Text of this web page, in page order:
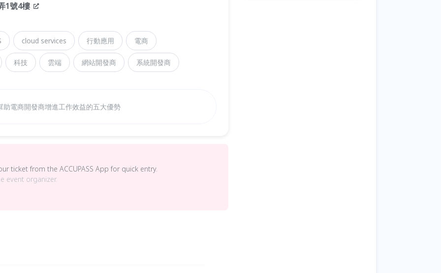
1號4樓
cloud services 行動應用 電商
科技 雲端 網站開發商 系統開發商
電商開發商增進工作效益的五大優勢
ticket from the ACCUPASS App for quick entry.
event organizer.